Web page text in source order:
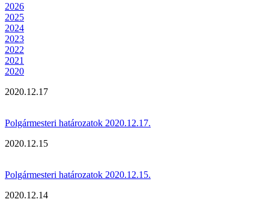
2026
2025
2024
2023
2022
2021
2020
2020.12.17
Polgármesteri határozatok 2020.12.17.
2020.12.15
Polgármesteri határozatok 2020.12.15.
2020.12.14